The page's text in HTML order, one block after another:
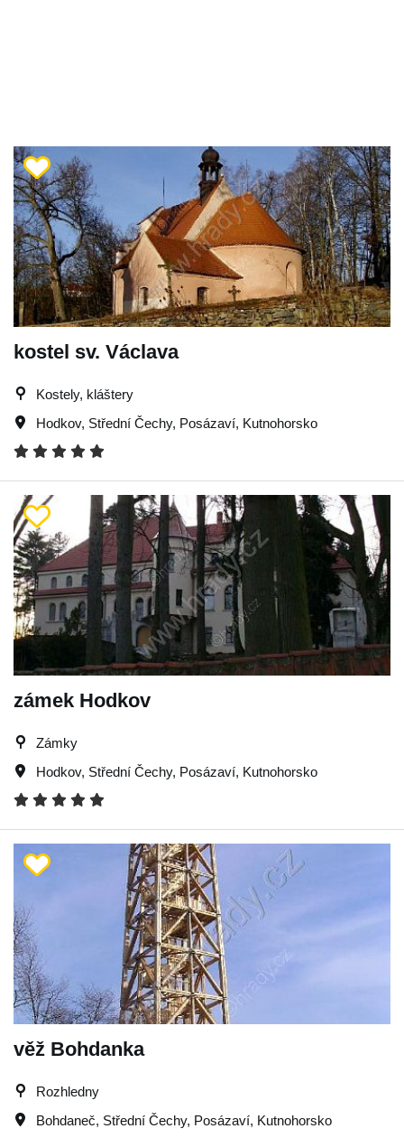
kostel sv. Václava
Kostely, kláštery
Hodkov, Střední Čechy, Posázaví, Kutnohorsko
zámek Hodkov
Zámky
Hodkov, Střední Čechy, Posázaví, Kutnohorsko
věž Bohdanka
Rozhledny
Bohdaneč, Střední Čechy, Posázaví, Kutnohorsko